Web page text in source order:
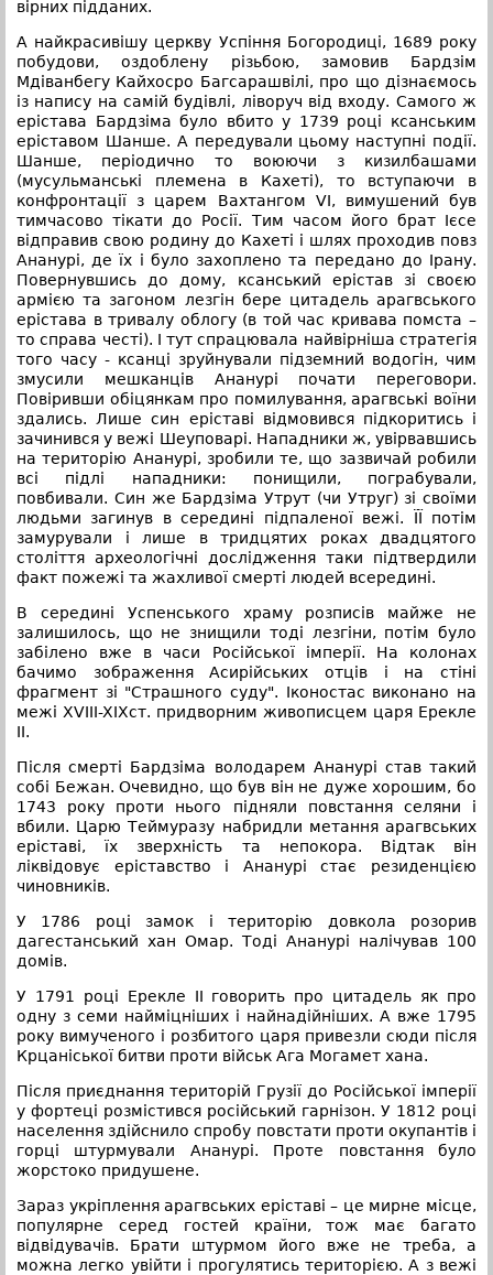
вірних підданих.
А найкрасивішу церкву Успіння Богородиці, 1689 року
побудови, оздоблену різьбою, замовив Бардзім
Мдіванбегу Кайхосро Багсарашвілі, про що дізнаємось
із напису на самій будівлі, ліворуч від входу. Самого ж
ерістава Бардзіма було вбито у 1739 році ксанським
еріставом Шанше. А передували цьому наступні події.
Шанше, періодично то воюючи з кизилбашами
(мусульманські племена в Кахеті), то вступаючи в
конфронтації з царем Вахтангом VI, вимушений був
тимчасово тікати до Росії. Тим часом його брат Ієсе
відправив свою родину до Кахеті і шлях проходив повз
Ананурі, де їх і було захоплено та передано до Ірану.
Повернувшись до дому, ксанський ерістав зі своєю
армією та загоном лезгін бере цитадель арагвського
ерістава в тривалу облогу (в той час кривава помста –
то справа честі). І тут спрацювала найвірніша стратегія
того часу - ксанці зруйнували підземний водогін, чим
змусили мешканців Ананурі почати переговори.
Повіривши обіцянкам про помилування, арагвські воїни
здались. Лише син еріставі відмовився підкоритись і
зачинився у вежі Шеуповарі. Нападники ж, увірвавшись
на територію Ананурі, зробили те, що зазвичай робили
всі підлі нападники: понищили, пограбували,
повбивали. Син же Бардзіма Утрут (чи Утруг) зі своїми
людьми загинув в середині підпаленої вежі. ЇЇ потім
замурували і лише в тридцятих роках двадцятого
століття археологічні дослідження таки підтвердили
факт пожежі та жахливої смерті людей всередині.
В середині Успенського храму розписів майже не
залишилось, що не знищили тоді лезгіни, потім було
забілено вже в часи Російської імперії. На колонах
бачимо зображення Асирійських отців і на стіні
фрагмент зі "Страшного суду". Іконостас виконано на
межі XVIII-XIXст. придворним живописцем царя Ерекле
II.
Після смерті Бардзіма володарем Ананурі став такий
собі Бежан. Очевидно, що був він не дуже хорошим, бо
1743 року проти нього підняли повстання селяни і
вбили. Царю Теймуразу набридли метання арагвських
еріставі, їх зверхність та непокора. Відтак він
ліквідовує еріставство і Ананурі стає резиденцією
чиновників.
У 1786 році замок і територію довкола розорив
дагестанський хан Омар. Тоді Ананурі налічував 100
домів.
У 1791 році Ерекле II говорить про цитадель як про
одну з семи найміцніших і найнадійніших. А вже 1795
року вимученого і розбитого царя привезли сюди після
Крцаніської битви проти військ Ага Могамет хана.
Після приєднання територій Грузії до Російської імперії
у фортеці розмістився російський гарнізон. У 1812 році
населення здійснило спробу повстати проти окупантів і
горці штурмували Ананурі. Проте повстання було
жорстоко придушене.
Зараз укріплення арагвських еріставі – це мирне місце,
популярне серед гостей країни, тож має багато
відвідувачів. Брати штурмом його вже не треба, а
можна легко увійти і прогулятись територією. А з вежі